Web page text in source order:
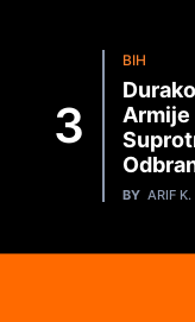
BIH
Armije
BY ARIF K.